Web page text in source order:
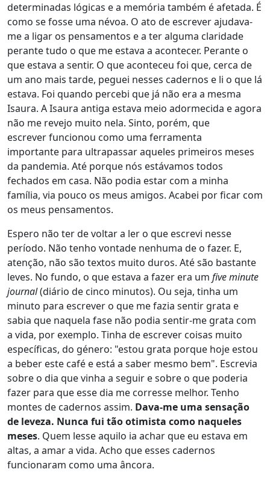
determinadas lógicas e a memória também é afetada. É
como se fosse uma névoa. O ato de escrever ajudava-
me a ligar os pensamentos e a ter alguma claridade
perante tudo o que me estava a acontecer. Perante o
que estava a sentir. O que aconteceu foi que, cerca de
um ano mais tarde, peguei nesses cadernos e li o que lá
estava. Foi quando percebi que já não era a mesma
Isaura. A Isaura antiga estava meio adormecida e agora
não me revejo muito nela. Sinto, porém, que
escrever funcionou como uma ferramenta
importante para ultrapassar aqueles primeiros meses
da pandemia. Até porque nós estávamos todos
fechados em casa. Não podia estar com a minha
família, via pouco os meus amigos. Acabei por ficar com
os meus pensamentos.
Espero não ter de voltar a ler o que escrevi nesse
período. Não tenho vontade nenhuma de o fazer. E,
atenção, não são textos muito duros. Até são bastante
leves. No fundo, o que estava a fazer era um five minute
journal(diário de cinco minutos). Ou seja, tinha um
minuto para escrever o que me fazia sentir grata e
sabia que naquela fase não podia sentir-me grata com
a vida, por exemplo. Tinha de escrever coisas muito
específicas, do género: "estou grata porque hoje estou
a beber este café e está a saber mesmo bem". Escrevia
sobre o dia que vinha a seguir e sobre o que poderia
fazer para que esse dia me corresse melhor. Tenho
montes de cadernos assim. Dava-me uma sensação
de leveza. Nunca fui tão otimista como naqueles
meses. Quem lesse aquilo ia achar que eu estava em
altas, a amar a vida. Acho que esses cadernos
funcionaram como uma âncora.